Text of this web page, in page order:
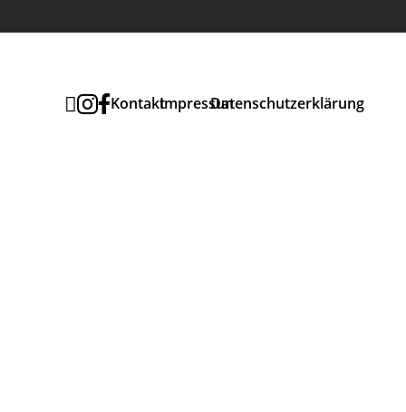
KontaktImpressumDatenschutzerklärung